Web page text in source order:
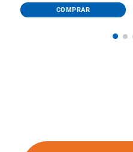
COMPRAR